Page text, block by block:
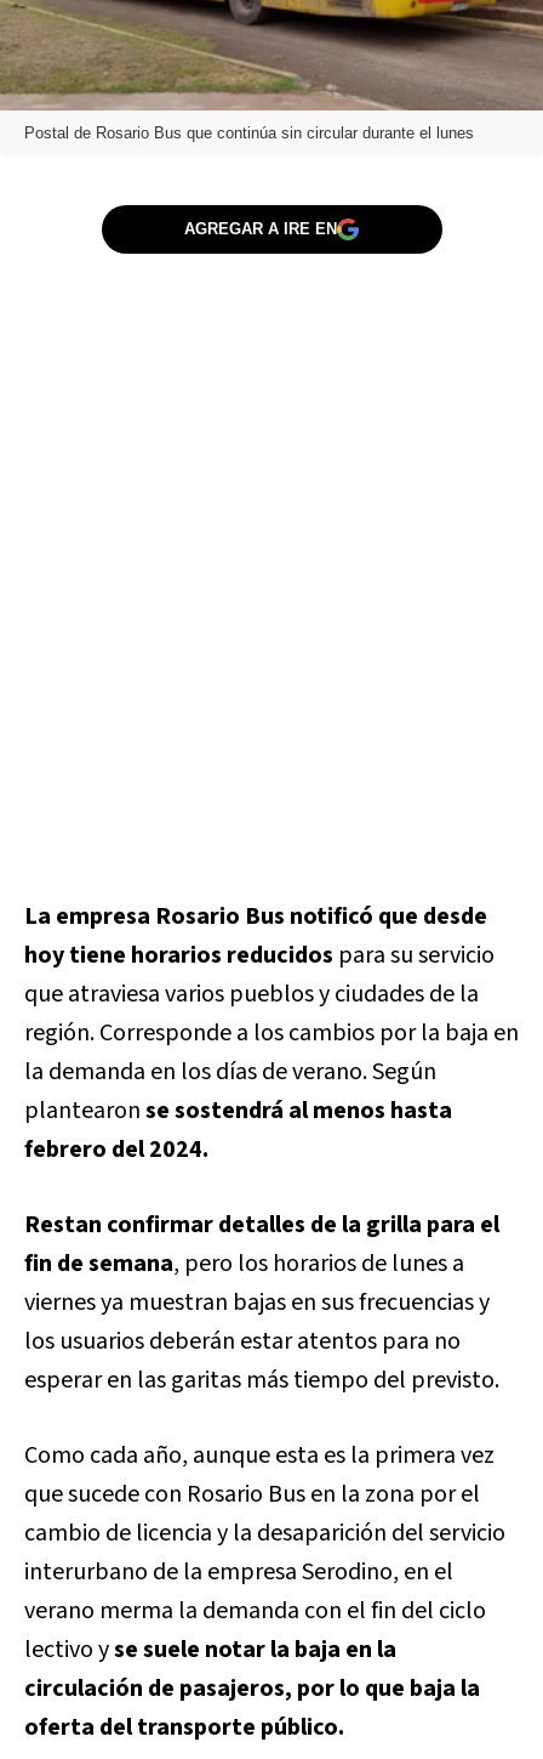
Postal de Rosario Bus que continúa sin circular durante el lunes
AGREGAR A IRE EN
La empresa Rosario Bus notificó que desde
hoy tiene horarios reducidos para su servicio
que atraviesa varios pueblos y ciudades de la
región. Corresponde a los cambios por la baja en
la demanda en los días de verano. Según
plantearonse sostendrá al menos hasta
febrero del 2024.
Restan confirmar detalles de la grilla para el
fin de semana, pero los horarios de lunes a
viernes ya muestran bajas en sus frecuencias y
los usuarios deberán estar atentos para no
esperar en las garitas más tiempo del previsto.
Como cada año, aunque esta es la primera vez
que sucede con Rosario Bus en la zona por el
cambio de licencia y la desaparición del servicio
interurbano de la empresa Serodino, en el
verano merma la demanda con el fin del ciclo
lectivo yse suele notar la baja en la
circulación de pasajeros, por lo que baja la
oferta del transporte público.